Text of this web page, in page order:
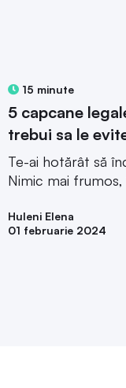
15 minute
5 capcane
trebui sa le
Te-ai hotărât să
Nimic mai
Huleni Elena
01 februarie 2024